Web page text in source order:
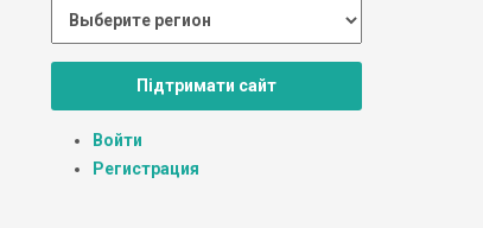
Підтримати сайт
Войти
Регистрация